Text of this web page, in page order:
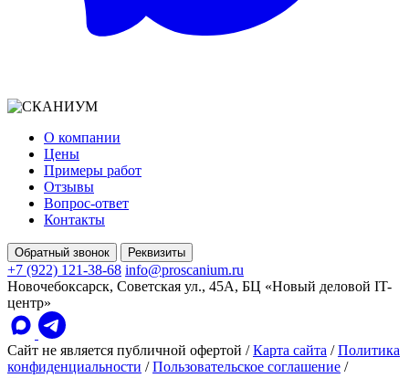
О компании
Цены
Примеры работ
Отзывы
Вопрос-ответ
Контакты
Обратный звонок Реквизиты
+7 (922) 121-38-68 info@proscanium.ru
Новочебоксарск, Советская ул., 45А, БЦ «Новый деловой IT-
центр»
Сайт не является публичной офертой / Карта сайта / Политика
конфиденциальности / Пользовательское соглашение /